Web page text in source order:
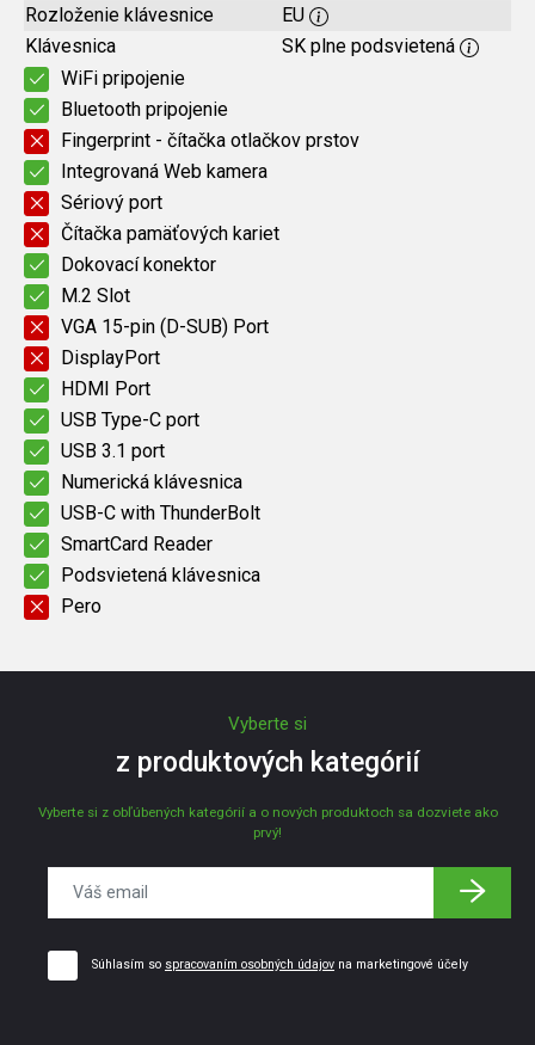
Rozloženie klávesnice
EU
Klávesnica
SK plne podsvietená
WiFi pripojenie
Bluetooth pripojenie
Fingerprint - čítačka otlačkov prstov
Integrovaná Web kamera
Sériový port
Čítačka pamäťových kariet
Dokovací konektor
M.2 Slot
VGA 15-pin (D-SUB) Port
DisplayPort
HDMI Port
USB Type-C port
USB 3.1 port
Numerická klávesnica
USB-C with ThunderBolt
SmartCard Reader
Podsvietená klávesnica
Pero
Vyberte si
z produktových kategórií
Vyberte si z obľúbených kategórií a o nových produktoch sa dozviete ako
prvý!
Súhlasím so spracovaním osobných údajov na marketingové účely